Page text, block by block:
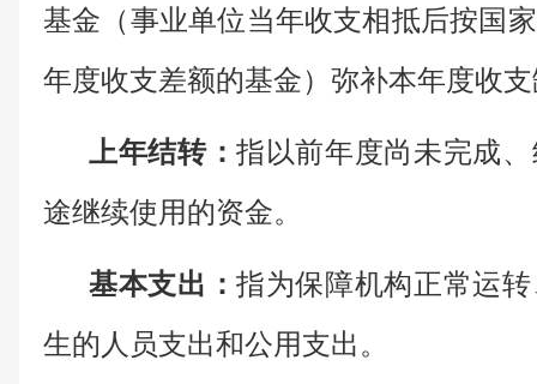
基金（事业单位当年收支相抵后按国
年度收支差额的基金）弥补本年度收
上年结转：指以前年度尚未完成
途继续使用的资金。
基本支出：指为保障机构正常运
生的人员支出和公用支出。